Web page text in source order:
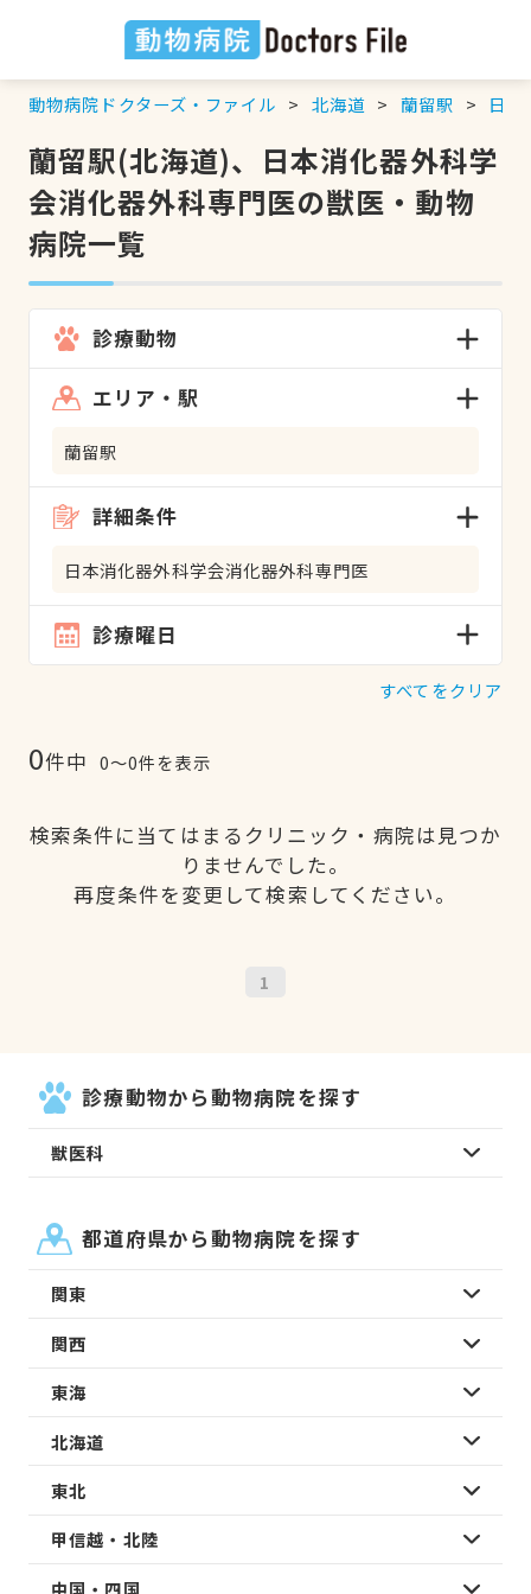
動物病院ドクターズ・ファイル 北海道 蘭留駅 日本
蘭留駅(北海道)、日本消化器外科学
会消化器外科専門医の獣医・動物
病院一覧
診療動物
エリア・駅
蘭留駅
詳細条件
日本消化器外科学会消化器外科専門医
診療曜日
すべてをクリア
0件中 0〜0件を表示
検索条件に当てはまるクリニック・病院は見つか
りませんでした。
再度条件を変更して検索してください。
1
診療動物から動物病院を探す
獣医科
都道府県から動物病院を探す
関東
関西
東海
北海道
東北
甲信越・北陸
中国・四国